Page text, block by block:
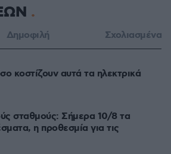
Δημοφιλή Σχολιασμένα
κοστίζουν αυτά τα ηλεκτρικά
σταθμούς: Σήμερα 10/8 τα
η προθεσμία για τις